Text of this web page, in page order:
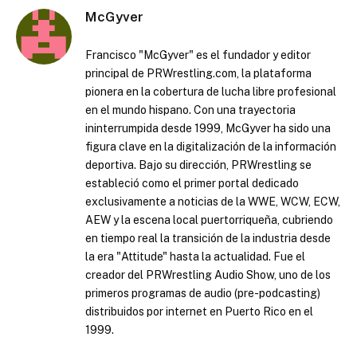
McGyver
Francisco "McGyver" es el fundador y editor
principal de PRWrestling.com, la plataforma
pionera en la cobertura de lucha libre profesional
en el mundo hispano. Con una trayectoria
ininterrumpida desde 1999, McGyver ha sido una
figura clave en la digitalización de la información
deportiva. Bajo su dirección, PRWrestling se
estableció como el primer portal dedicado
exclusivamente a noticias de la WWE, WCW, ECW,
AEW y la escena local puertorriqueña, cubriendo
en tiempo real la transición de la industria desde
la era "Attitude" hasta la actualidad. Fue el
creador del PRWrestling Audio Show, uno de los
primeros programas de audio (pre-podcasting)
distribuidos por internet en Puerto Rico en el
1999.